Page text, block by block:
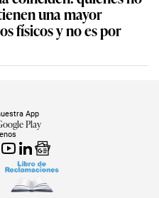
una mayor
físicos y no es por
App
Play